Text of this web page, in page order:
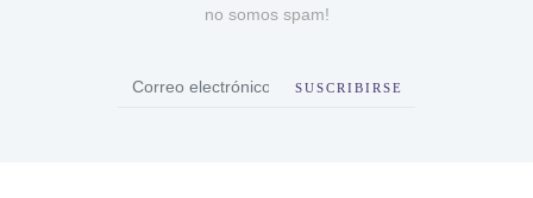
no somos spam!
SUSCRIBIRSE